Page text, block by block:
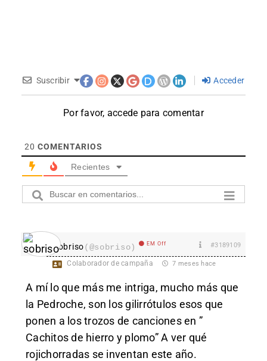
Suscribir Acceder
Por favor, accede para comentar
20 COMENTARIOS
Recientes
sobriso(@sobriso) EM Off #3189109
Colaborador de campaña 7 meses hace
A mí lo que más me intriga, mucho más que
la Pedroche, son los gilirrótulos esos que
ponen a los trozos de canciones en ”
Cachitos de hierro y plomo” A ver qué
rojichorradas se inventan este año.